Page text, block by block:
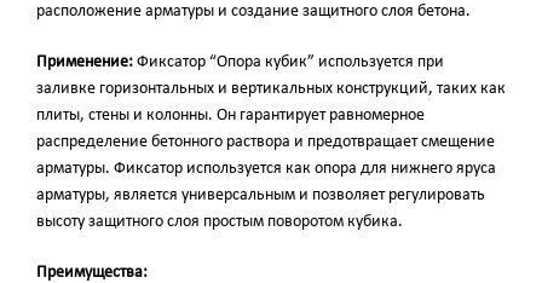
расположение арматуры и создание защитного слоя бетона.
Применение: Фиксатор “Опора кубик” используется при
заливке горизонтальных и вертикальных конструкций, таких как
плиты, стены и колонны. Он гарантирует равномерное
распределение бетонного раствора и предотвращает смещение
арматуры. Фиксатор используется как опора для нижнего яруса
арматуры, является универсальным и позволяет регулировать
высоту защитного слоя простым поворотом кубика.
Преимущества: